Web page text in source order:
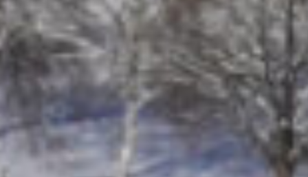
Winterberg
machte letztes Wochenende seinem Namen alle Ehre.
Bei Temperaturen um den Gefrierpunkt und leichtem
Schneefall starteten die Sommerbiathleten des SC
Wilzenberg bei der Landesmeisterschaft mit dem
Kleinkalibergewehr. Dabei qualifizierten sich Ricky
Krebs, Nadja Seidel und Jan Chomse für die Deutsche
Meisterschaft, die im Juli im sächsischen Altenberg
stattfinden wird. Besonders erfolgreich zeigten sich
dabei Ricky Krebs und Nadja Seidel, die ihr Debüt mit
dem Kleinkaliber gaben. Im Sprintwettkampf über 3km